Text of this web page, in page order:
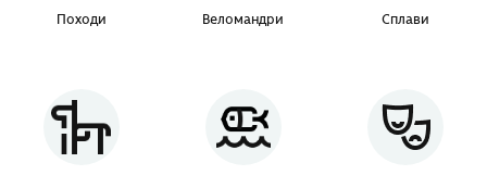
Походи Веломандри Сплави